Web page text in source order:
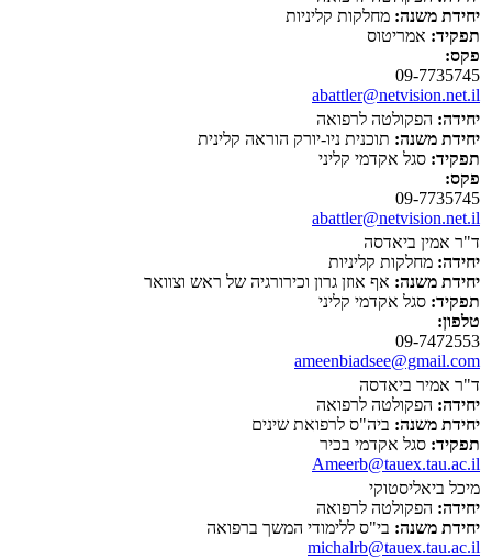
יחידת משנה: מחלקות קליניות
תפקיד: אמריטוס
פקס:
09-7735745
abattler@netvision.net.il
יחידה: הפקולטה לרפואה
יחידת משנה: תוכנית ניו-יורק הוראה קלינית
תפקיד: סגל אקדמי קליני
פקס:
09-7735745
abattler@netvision.net.il
ד"ר אמין ביאדסה
יחידה: מחלקות קליניות
יחידת משנה: אף אוזן גרון וכירורגיה של ראש וצוואר
תפקיד: סגל אקדמי קליני
טלפון:
09-7472553
ameenbiadsee@gmail.com
ד"ר אמיר ביאדסה
יחידה: הפקולטה לרפואה
יחידת משנה: ביה"ס לרפואת שינים
תפקיד: סגל אקדמי בכיר
Ameerb@tauex.tau.ac.il
מיכל ביאליסטוקי
יחידה: הפקולטה לרפואה
יחידת משנה: בי"ס ללימודי המשך ברפואה
michalrb@tauex.tau.ac.il